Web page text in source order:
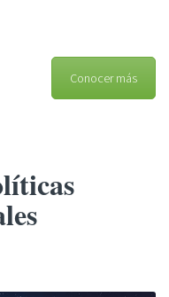
Conocer más